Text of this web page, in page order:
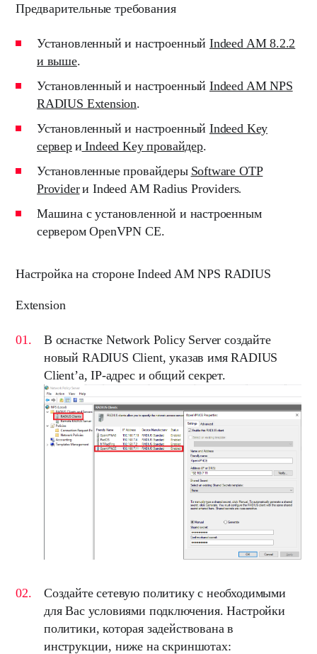
Предварительные требования
Установленный и настроенный Indeed AM 8.2.2
и выше.
Установленный и настроенный Indeed AM NPS
RADIUS Extension.
Установленный и настроенный Indeed Key
сервер и Indeed Key провайдер.
Установленные провайдеры Software OTP
Providerи Indeed AM Radius Providers.
Машина с установленной и настроенным
серверомOpenVPN CE.
Настройка на стороне Indeed AM NPS RADIUS
Extension
В оснасткеNetwork Policy Server создайте
новый RADIUS Client, указав имяRADIUS
Client’а,IP-адрес иобщий секрет.
Создайтесетевую политикус необходимыми
для Вас условиями подключения. Настройки
политики, которая задействована в
инструкции, ниже на скриншотах: